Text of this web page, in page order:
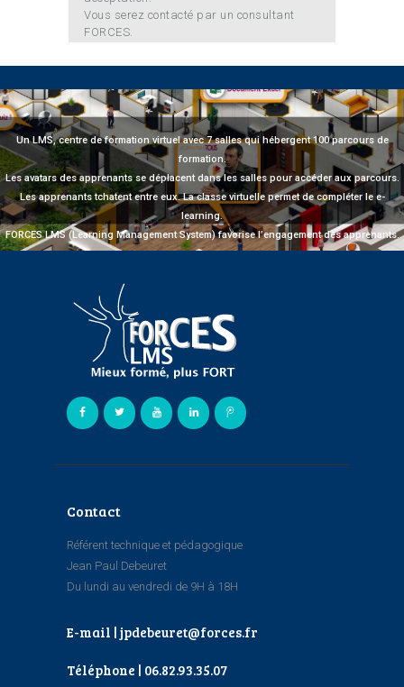
Vous serez contacté par un consultant
FORCES.
Un LMS, centre de formation virtuel avec 7 salles qui hébergent 100 parcours de
formation.
Les avatars des apprenants se déplacent dans les salles pour accéder aux parcours.
Les apprenants tchatent entre eux. La classe virtuelle permet de compléter le e-
learning.
FORCES LMS (Learning Management System) favorise l’engagement des apprenants.
Contact
Référent technique et pédagogique
Jean Paul Debeuret
Du lundi au vendredi de 9H à 18H
E-mail | jpdebeuret@forces.fr
Téléphone | 06.82.93.35.07